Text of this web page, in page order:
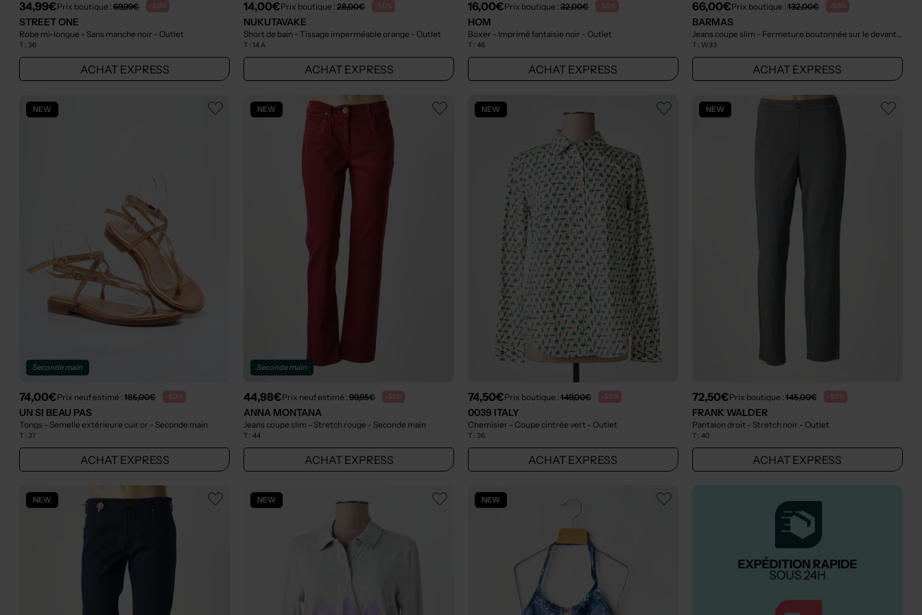
34,99€Prix boutique :69,99€ -50%
STREET ONE
Robe mi-longue - Sans manche noir - Outlet
T :36
ACHAT EXPRESS
14,00€Prix boutique :28,00€ -50%
NUKUTAVAKE
Short de bain - Tissage imperméable orange - Outlet
T :14 A
ACHAT EXPRESS
16,00€Prix boutique : 32,00€ -50%
HOM
Boxer - Imprimé fantaisie noir - Outlet
T : 46
ACHAT EXPRESS
66,00€Prix boutique : 132,00€ -50%
BARMAS
Jeans coupe slim - Fermeture boutonnée sur le devant gris
T : W33
ACHAT EXPRESS
NEW
Seconde main
74,00€Prix neuf estimé :185,00€ -60%
UN SI BEAU PAS
Tongs - Semelle extérieure cuir or - Seconde main
T :37
ACHAT EXPRESS
NEW
Seconde main
44,98€Prix neuf estimé :99,95€ -55%
ANNA MONTANA
Jeans coupe slim - Stretch rouge - Seconde main
T :44
ACHAT EXPRESS
NEW
74,50€Prix boutique : 149,00€ -50%
0039 ITALY
Chemisier - Coupe cintrée vert - Outlet
T : 36
ACHAT EXPRESS
NEW
72,50€Prix boutique : 145,00€ -50%
FRANK WALDER
Pantalon droit - Stretch noir - Outlet
T : 40
ACHAT EXPRESS
NEW NEW NEW